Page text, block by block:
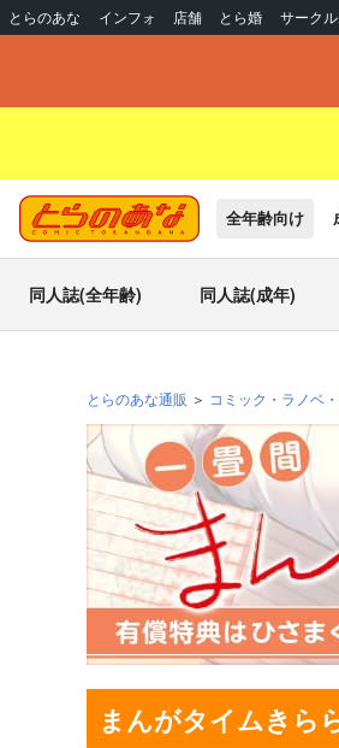
とらのあな インフォ 店舗 とら婚 サーク
全年齢向け
同人誌(全年齢) 同人誌(成年)
とらのあな通販 コミック・ラノベ
まんがタイムきら